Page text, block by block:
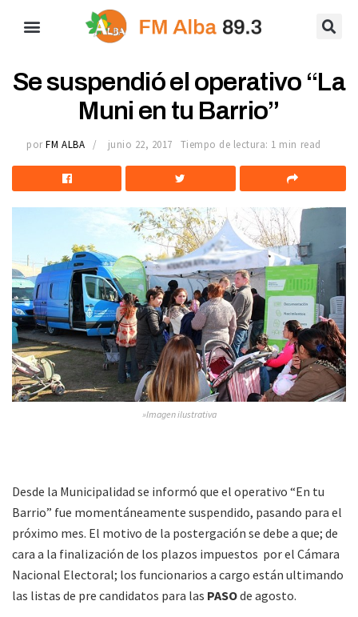
Se suspendió el operativo “La
Muni en tu Barrio”
por FM ALBA junio 22, 2017 Tiempo de lectura: 1 min read
»Imagen ilustrativa
Desde la Municipalidad se informó que el operativo “En tu
Barrio” fue momentáneamente suspendido, pasando para el
próximo mes. El motivo de la postergación se debe a que; de
cara a la finalización de los plazos impuestos por el Cámara
Nacional Electoral; los funcionarios a cargo están ultimando
las listas de pre candidatos para las PASOde agosto.